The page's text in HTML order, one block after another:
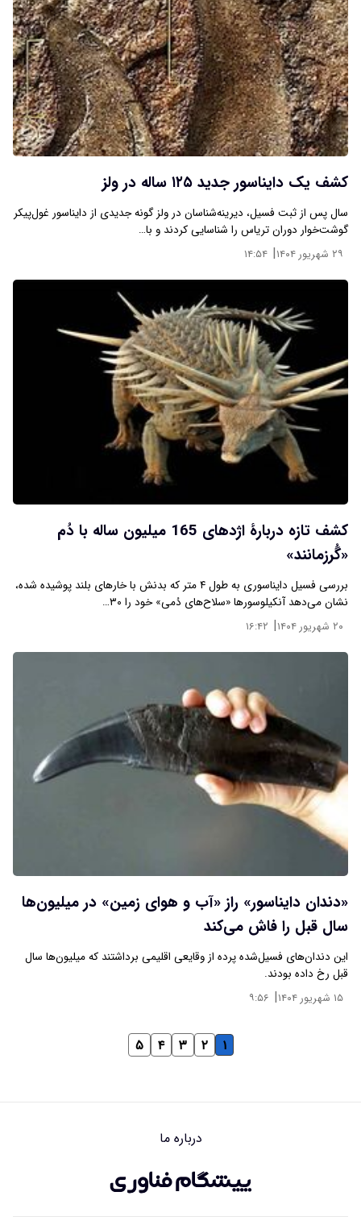
کشف یک دایناسور جدید ۱۲۵ ساله در ولز
سال پس از ثبت فسیل، دیرینه‌شناسان در ولز گونه جدیدی از دایناسور غول‌پیکر
گوشت‌خوار دوران تریاس را شناسایی کردند و با…
۲۹ شهریور ۱۴۰۴ | ۱۴:۵۴
کشف تازه دربارۀ اژدهای 165 میلیون ساله با دُم
«گُرزمانند»
بررسی فسیل دایناسوری به طول ۴ متر که بدنش با خارهای بلند پوشیده شده،
نشان می‌دهد آنکیلوسورها «سلاح‌های دُمی» خود را ۳۰…
۲۰ شهریور ۱۴۰۴ | ۱۶:۴۲
«دندان دایناسور» راز «آب و هوای زمین» در میلیون‌ها
سال قبل را فاش می‌کند
این دندان‌های فسیل‌شده پرده از وقایعی اقلیمی برداشتند که میلیون‌ها سال
قبل رخ داده بودند.
۱۵ شهریور ۱۴۰۴ | ۹:۵۶
۱ ۲ ۳ ۴ ۵
درباره ما